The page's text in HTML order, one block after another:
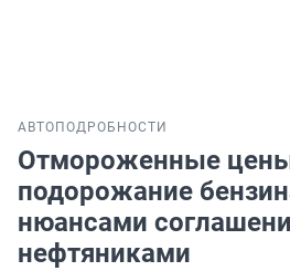
АВТО ПОДРОБНОСТИ
Отмороженные
подорожание
нюансами
нефтяниками